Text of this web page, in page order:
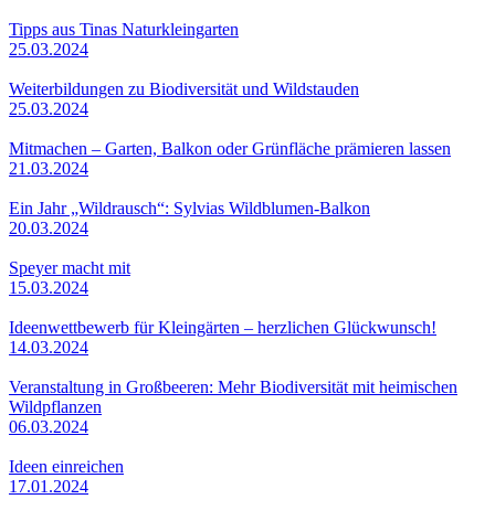
Tipps aus Tinas Naturkleingarten
25.03.2024
Weiterbildungen zu Biodiversität und Wildstauden
25.03.2024
Mitmachen – Garten, Balkon oder Grünfläche prämieren lassen
21.03.2024
Ein Jahr „Wildrausch“: Sylvias Wildblumen-Balkon
20.03.2024
Speyer macht mit
15.03.2024
Ideenwettbewerb für Kleingärten – herzlichen Glückwunsch!
14.03.2024
Veranstaltung in Großbeeren: Mehr Biodiversität mit heimischen
Wildpflanzen
06.03.2024
Ideen einreichen
17.01.2024